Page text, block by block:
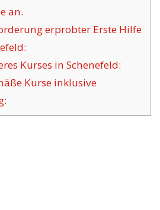
an.
erprobter Erste Hilfe
Kurses in Schenefeld:
Kurse inklusive